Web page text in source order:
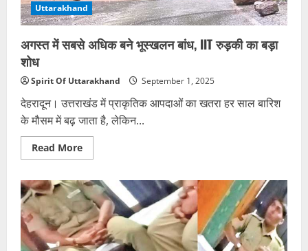
Uttarakhand
अगस्त में सबसे अधिक बने भूस्खलन बांध, IIT रुड़की का बड़ा
शोध
Spirit Of Uttarakhand September 1, 2025
देहरादून। उत्तराखंड में प्राकृतिक आपदाओं का खतरा हर साल बारिश
के मौसम में बढ़ जाता है, लेकिन...
Read MoreRead
more
में
सबसे
अधिक
बने
भूस्खलन
बांध,
IIT